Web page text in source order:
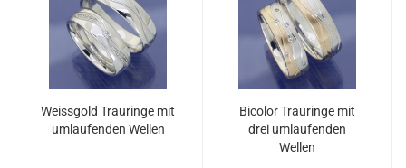
Weissgold Trauringe mit
umlaufenden Wellen
Bicolor Trauringe mit
drei umlaufenden
Wellen